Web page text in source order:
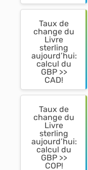
Taux de
change du
Livre
sterling
aujourd’hui:
calcul du
GBP >>
CAD!
Taux de
change du
Livre
sterling
aujourd’hui:
calcul du
GBP >>
COP!